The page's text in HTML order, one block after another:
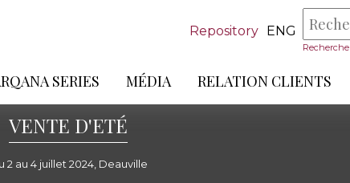
Repository ENG
SERIES MÉDIA RELATION CLIENTS
VENTE D'ETÉ
2 au 4 juillet 2024, Deauville